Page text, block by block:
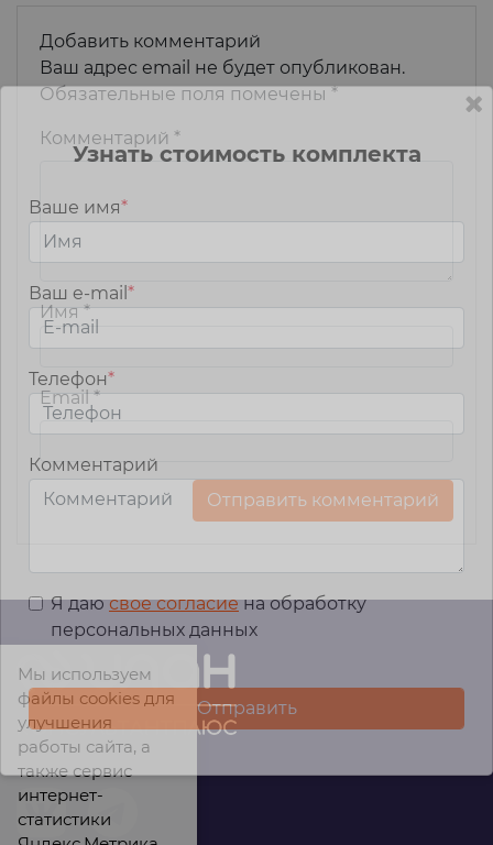
Добавить комментарий
Ваш адрес email не будет опубликован.
Обязательные поля помечены*
Комментарий *
Имя*
Email*
Узнать стоимость комплекта
Ваше имя*
Ваш e-mail *
Телефон*
Комментарий
Я даюсвое согласиена обработку
персональных данных
Мы используем
файлы cookies для
улучшения
работы сайта, а
также сервис
интернет-
статистики